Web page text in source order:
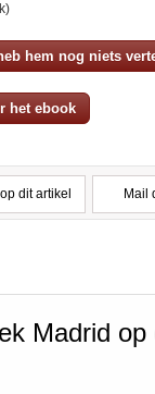
hem nog niets
het ebook
dit artikel Mail
Madrid